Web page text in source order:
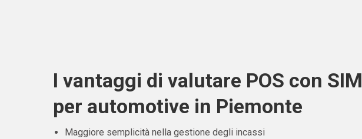
I vantaggi di valutare POS con SIM
per automotive in Piemonte
Maggiore semplicità nella gestione degli incassi